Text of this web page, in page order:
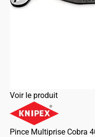
Voir le produit
Pince Multiprise Cobra